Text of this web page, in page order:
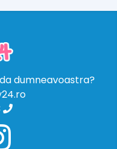
dumneavoastra?